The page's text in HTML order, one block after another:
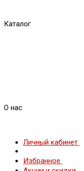
Каталог
О нас
Личный кабинет
Избранное